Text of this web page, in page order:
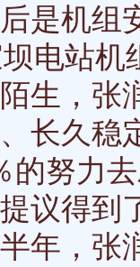
是机组
站机
生，张
长久稳
的努力
议得到
年，张